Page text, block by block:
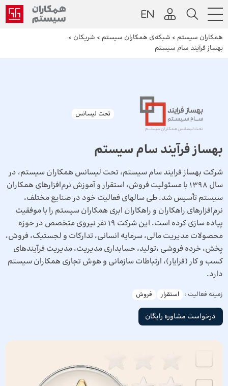
همکاران سیستم > شبکه‌ی همکاران سیستم > شریکان >
بهساز فرآیند سام سیستم
تحت لیسانس
بهساز فرآیند سام سیستم
شرکت بهساز فرایند سام سیستم، تحت لیسانس همکاران سیستم، در
سال 1398 با مسئولیت فروش، استقرار و آموزش نرم‌افزارهای همکاران
سیستم تأسیس شد. طی سالهای فعالیت خود در صنایع مختلف،
نرم‌افزارهای راهکاران و راهکاران ابری همکاران سیستم را با موفقیت
پیاده سازی کرده است. این شرکت 19 نفر نیروی متخصص در حوزه
محصولات مدیریت مالی، سرمایه انسانی، تدارکات و لجستیک، فروش،
پخش، خرده فروشی ،تولید، حسابداری مدیریت، مدیریت فرآیندهای
کسب و کار (فرایار)، ارتباطات سازمانی و هوش تجاری همکاران سیستم
دارد.
زمینه فعالیت : استقرار فروش
درخواست مشاوره رایگان